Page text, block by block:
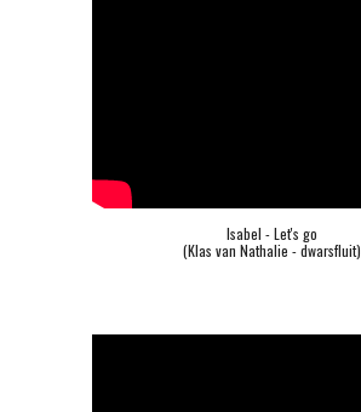
Isabel - Let's go
(Klas van Nathalie - dwarsfluit)